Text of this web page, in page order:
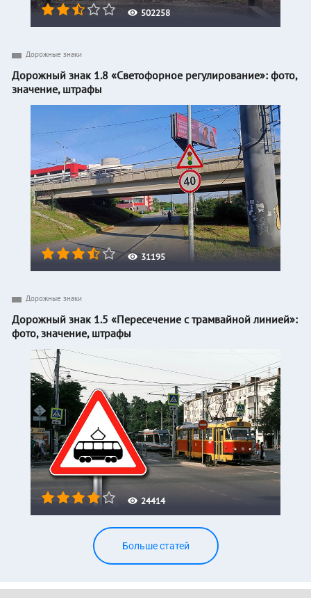
502258
31195
Дорожные знаки
Дорожный знак 1.8 «Светофорное регулирование»: фото,
значение, штрафы
24414
Дорожные знаки
Дорожный знак 1.5 «Пересечение с трамвайной линией»:
фото, значение, штрафы
Больше статей